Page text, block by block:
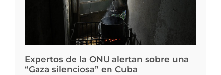
Expertos de la ONU alertan sobre una
“Gaza silenciosa” en Cuba